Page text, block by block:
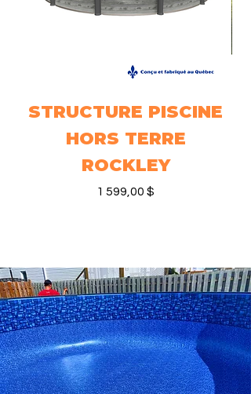
STRUCTURE PISCINE
HORS TERRE
ROCKLEY
Prix
1 599,00 $